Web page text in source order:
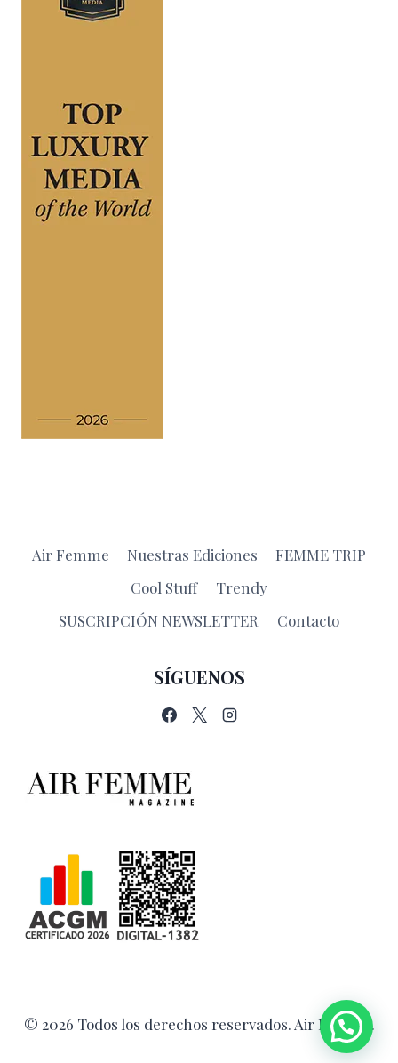
Air Femme Nuestras Ediciones
FEMME TRIP
Cool Stuff
Trendy
SUSCRIPCIÓN NEWSLETTER
Contacto
SÍGUENOS
© 2026 Todos los derechos reservados. Air Femme.